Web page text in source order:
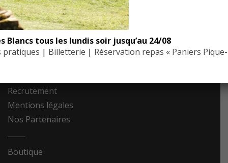
Dossier de presse
Communiqués de presse
Photothèque
Recrutement
Mentions légales
Nos Partenaires
Boutique
Blancs tous les lundis soir jusqu’au 24/08
| Billetterie | Réservation repas « Paniers